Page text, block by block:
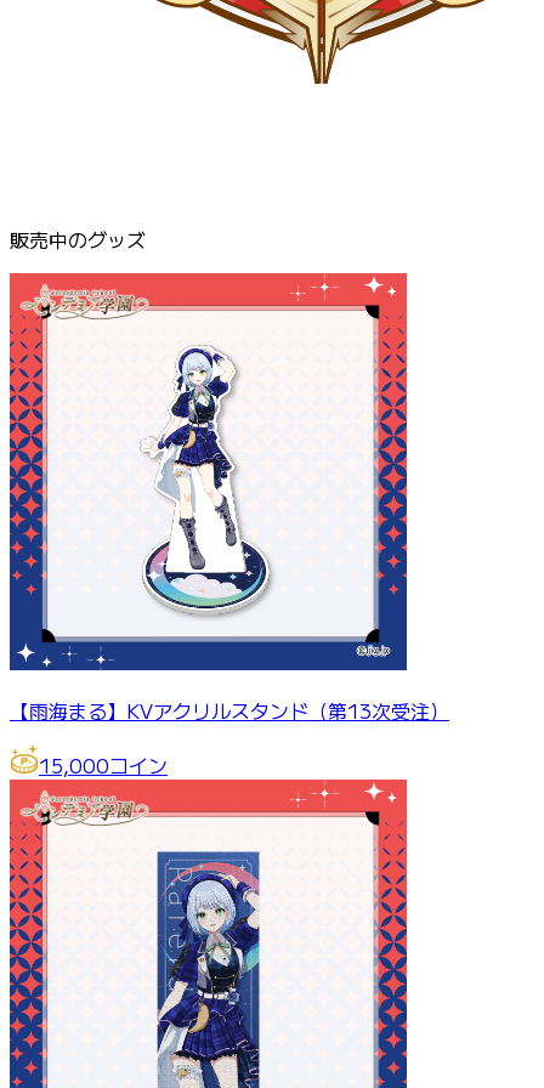
販売中のグッズ
【雨海まる】KVアクリルスタンド（第13次受注）
15,000コイン